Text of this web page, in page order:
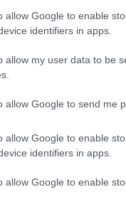
allow Google to enable
identifiers in apps.
allow my user data to be
allow Google to send me
allow Google to enable
identifiers in apps.
allow Google to enable
συνυπογράψει
στην
συμφωνία
κυβέρνηση είχε
στην
Νετανιάχου,
σε βάρος του για
Ποινικό